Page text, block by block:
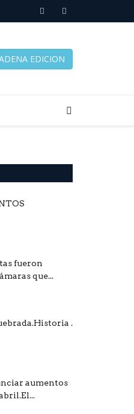
EDICION
fueron
que...
.
aumentos